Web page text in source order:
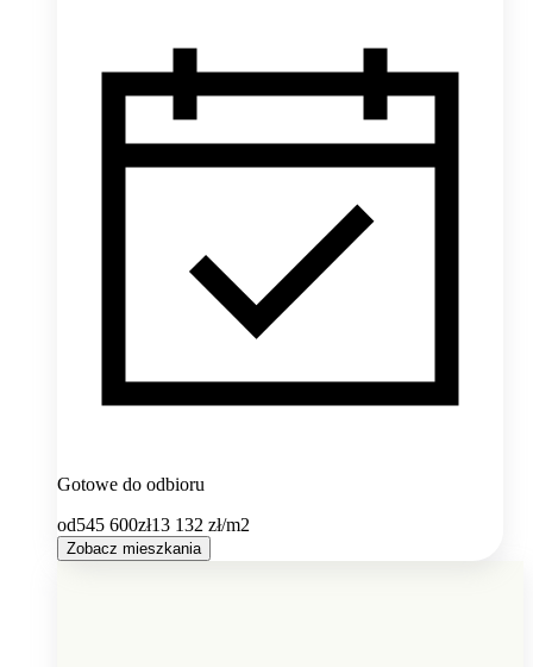
Gotowe do odbioru
od545 600zł13 132 zł/m2
Zobacz mieszkania